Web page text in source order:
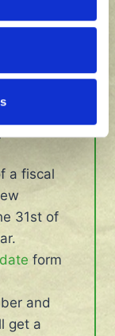
payment
fiscal
a fiscal
31st of
form
and
get a